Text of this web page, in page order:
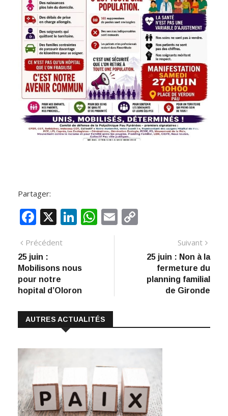
Partager:
F
e
b
o
o
k
X Li
e
n
W
p
E
p
Li
Navigation
de
l’article
PrécédentArticle
25 juin :
Mobilisons nous
pour notre
hopital d’Oloron
Suivant
25 juin : Non à la
fermeture du
planning familial
de Gironde
AUTRES ACTUALITÉS